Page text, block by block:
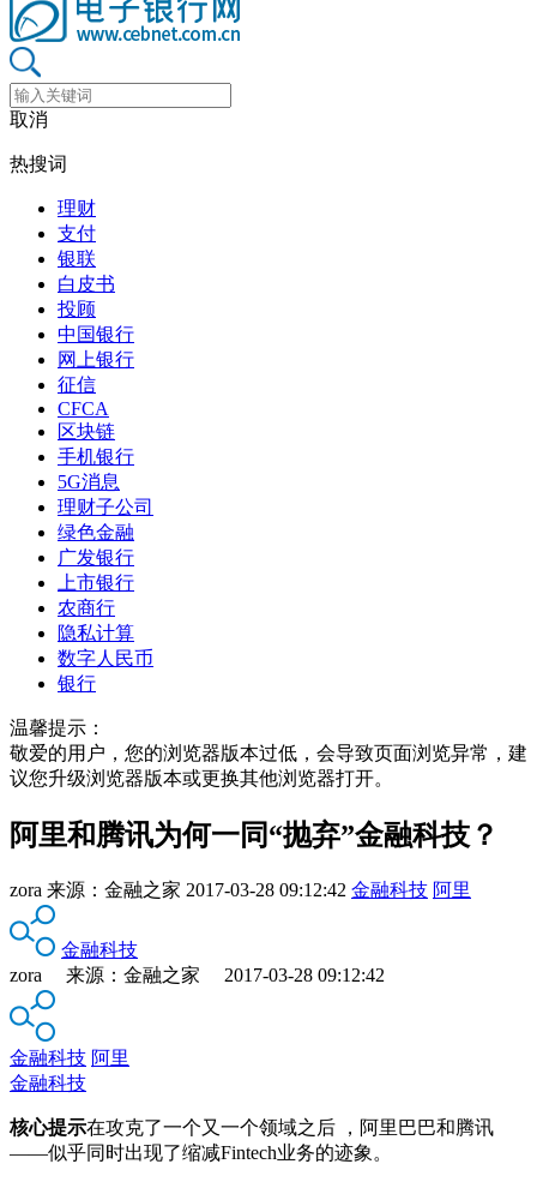
取消
热搜词
理财
支付
银联
白皮书
投顾
中国银行
网上银行
征信
CFCA
区块链
手机银行
5G消息
理财子公司
绿色金融
广发银行
上市银行
农商行
隐私计算
数字人民币
银行
温馨提示：
敬爱的用户，您的浏览器版本过低，会导致页面浏览异常，建
议您升级浏览器版本或更换其他浏览器打开。
阿里和腾讯为何一同“抛弃”金融科技？
zora 来源： 金融之家 2017-03-28 09:12:42 金融科技 阿里
金融科技
zora 来源：金融之家 2017-03-28 09:12:42
金融科技 阿里
金融科技
核心提示在攻克了一个又一个领域之后 ，阿里巴巴和腾讯
——似乎同时出现了缩减Fintech业务的迹象。